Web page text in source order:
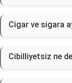
Cigar ve sigara
Cibilliyetsiz ne